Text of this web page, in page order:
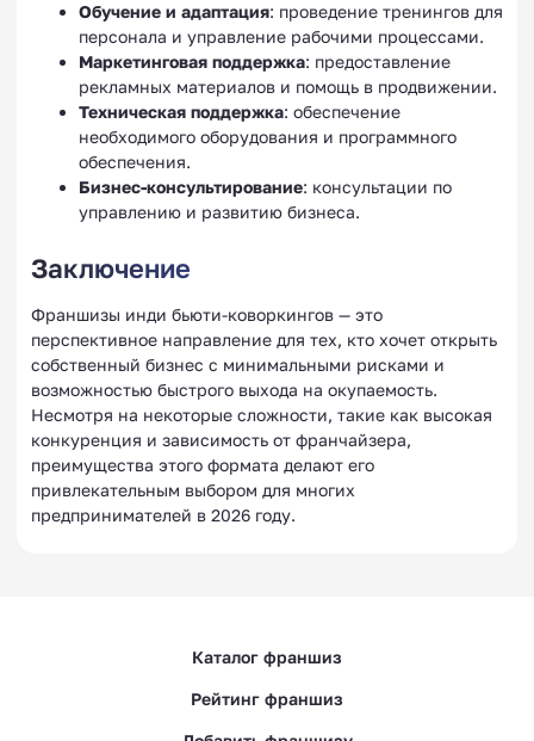
Обучение и адаптация: проведение тренингов для
персонала и управление рабочими процессами.
Маркетинговая поддержка: предоставление
рекламных материалов и помощь в продвижении.
Техническая поддержка: обеспечение
необходимого оборудования и программного
обеспечения.
Бизнес-консультирование: консультации по
управлению и развитию бизнеса.
Заключение
Франшизы инди бьюти-коворкингов — это
перспективное направление для тех, кто хочет открыть
собственный бизнес с минимальными рисками и
возможностью быстрого выхода на окупаемость.
Несмотря на некоторые сложности, такие как высокая
конкуренция и зависимость от франчайзера,
преимущества этого формата делают его
привлекательным выбором для многих
предпринимателей в 2026 году.
Каталог франшиз
Рейтинг франшиз